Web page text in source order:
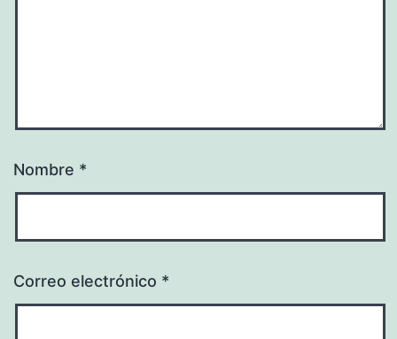
Nombre *
Correo electrónico *